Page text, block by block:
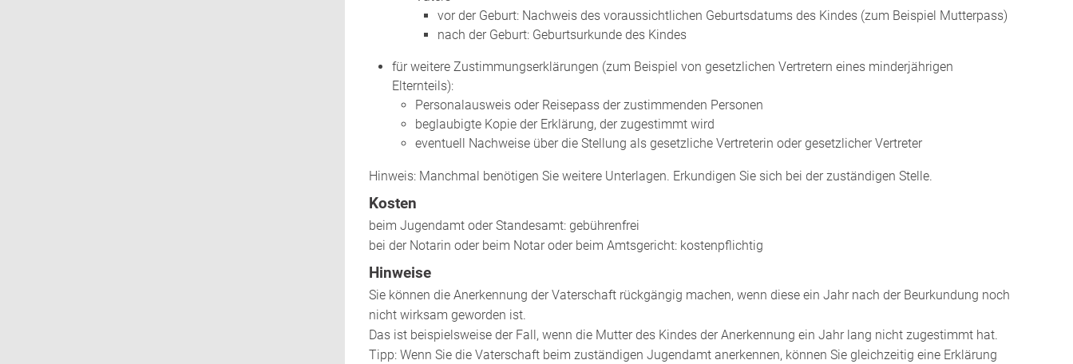
vor der Geburt: Nachweis des voraussichtlichen Geburtsdatums des Kindes (zum Beispiel Mutterpass)
nach der Geburt: Geburtsurkunde des Kindes
für weitere Zustimmungserklärungen (zum Beispiel von gesetzlichen Vertretern eines minderjährigen
Elternteils):
Personalausweis oder Reisepass der zustimmenden Personen
beglaubigte Kopie der Erklärung, der zugestimmt wird
eventuell Nachweise über die Stellung als gesetzliche Vertreterin oder gesetzlicher Vertreter
Hinweis: Manchmal benötigen Sie weitere Unterlagen. Erkundigen Sie sich bei der zuständigen Stelle.
Kosten
beim Jugendamt oder Standesamt: gebührenfrei
bei der Notarin oder beim Notar oder beim Amtsgericht: kostenpflichtig
Hinweise
Sie können die Anerkennung der Vaterschaft rückgängig machen, wenn diese ein Jahr nach der Beurkundung noch
nicht wirksam geworden ist.
Das ist beispielsweise der Fall, wenn die Mutter des Kindes der Anerkennung ein Jahr lang nicht zugestimmt hat.
Tipp: Wenn Sie die Vaterschaft beim zuständigen Jugendamt anerkennen, können Sie gleichzeitig eine Erklärung